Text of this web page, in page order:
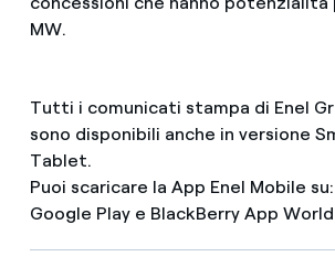
MW.
Tutti i comunicati stampa di Enel
sono disponibili anche in versione
Tablet.
Puoi scaricare la App Enel Mobile
Google Play e BlackBerry App World